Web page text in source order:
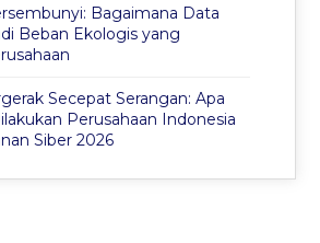
Bagaimana Data
Beban Ekologis yang
Secepat Serangan: Apa
Perusahaan Indonesia
Siber 2026